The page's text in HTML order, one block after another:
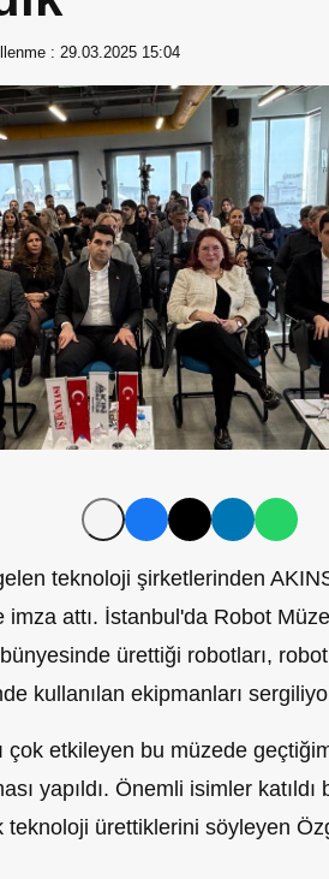
: 29.03.2025 15:04
teknoloji şirketlerinden
imza attı. İstanbul'da Robot
ürettiği robotları,
kullanılan ekipmanları
çok etkileyen bu müzede
yapıldı. Önemli isimler
teknoloji ürettiklerini söyleyen